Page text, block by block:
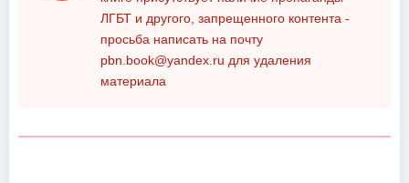
ЛГБТ и другого, запрещенного контента -
просьба написать на почту
pbn.book@yandex.ru для удаления
материала